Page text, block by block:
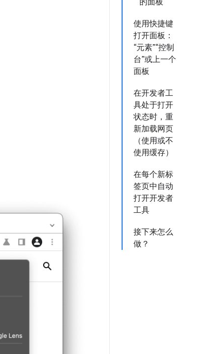
的面板
使用快捷键
打开面板：
“元素”“控制
台”或上一个
面板
在开发者工
具处于打开
状态时，重
新加载网页
（使用或不
使用缓存）
在每个新标
签页中自动
打开开发者
工具
接下来怎么
做？